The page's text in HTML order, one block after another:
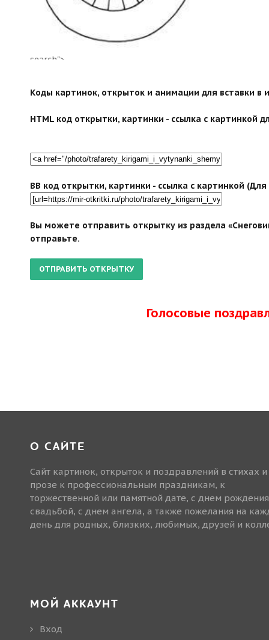
search">
Коды картинок, открыток и анимации для вставки в
HTML код открытки, картинки - ссылка с картинкой
BB код открытки, картинки - ссылка с картинкой
Вы можете отправить открытку из раздела
отправьте.
Голосовые
О САЙТЕ
Сайт картинок, открыток и поздравлений в стихах и
прозе к профессиональным праздникам, к
торжественной или памятной дате, с днем
свадьбой, с днем ангела, а также пожелания на
день для родных, близких, любимых, друзей и
МОЙ АККАУНТ
Вход